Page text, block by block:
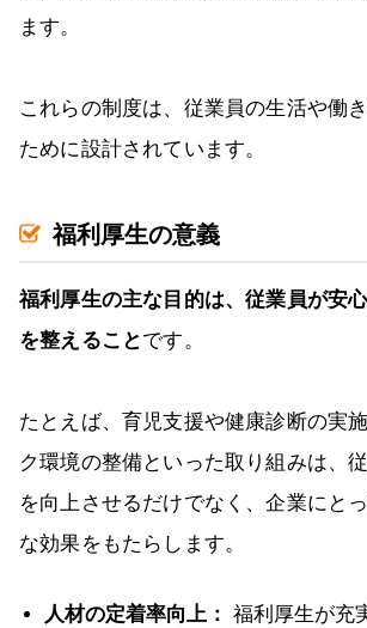
ます。
これらの制度は、従業員の生活や働
ために設計されています。
福利厚生の意義
福利厚生の主な目的は、従業員が安
を整えることです。
たとえば、育児支援や健康診断の実
ク環境の整備といった取り組みは、
を向上させるだけでなく、企業にと
な効果をもたらします。
人材の定着率向上： 福利厚生が充